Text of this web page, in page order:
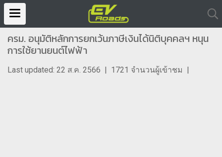
ครม. อนุมัติหลักการยกเว้นภาษีเงินได้นิติบุคคลฯ หนุน
การใช้ยานยนต์ไฟฟ้า
Last updated: 22 ส.ค. 2566 | 1721 จำนวนผู้เข้าชม |